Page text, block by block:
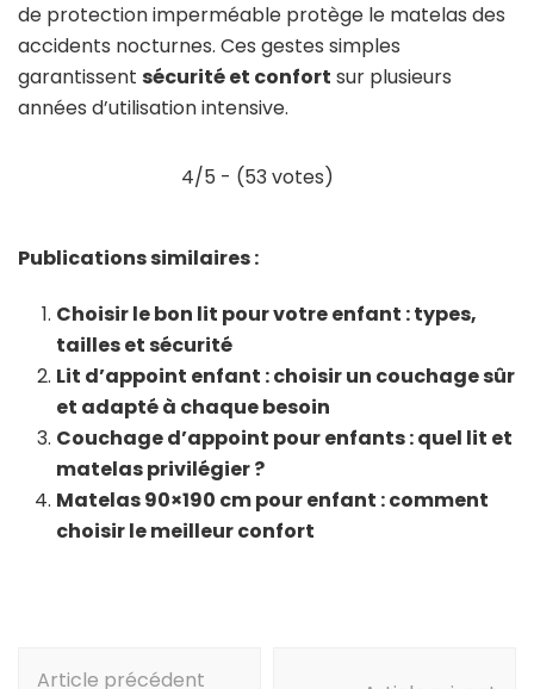
de protection imperméable protège le matelas des
accidents nocturnes. Ces gestes simples
garantissent sécurité et confort sur plusieurs
années d’utilisation intensive.
4/5 - (53 votes)
Publications similaires :
Choisir le bon lit pour votre enfant : types,
tailles et sécurité
Lit d’appoint enfant : choisir un couchage sûr
et adapté à chaque besoin
Couchage d’appoint pour enfants : quel lit et
matelas privilégier ?
Matelas 90×190 cm pour enfant : comment
choisir le meilleur confort
Article précédent